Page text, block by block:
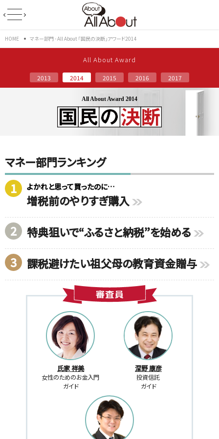
HOME マネー部門 - All About 「国民の決断」アワード2014
All About Award
2013 2014 2015 2016 2017
All About Award 2014
マネー部門ランキング
1 よかれと思って買ったのに…
増税前のやりすぎ購入
2 特典狙いで“ふるさと納税”を始める
3 課税避けたい祖父母の教育資金贈与
氏家 祥美
女性のためのお金入門
ガイド
深野 康彦
投資信託
ガイド